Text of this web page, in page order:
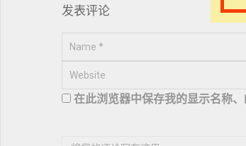
发表评论
在此浏览器中保存我的显示名称